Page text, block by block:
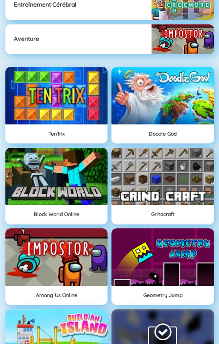
Entraînement Cérébral
Aventure
TenTrix Doodle God
Block World Online Grindcraft
Among Us Online Geometry Jump